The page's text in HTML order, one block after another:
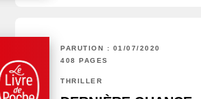
PARUTION : 01/07/2020
408 PAGES
THRILLER